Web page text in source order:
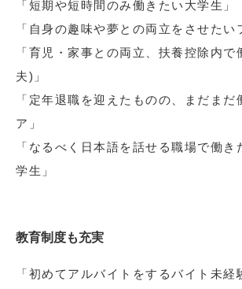
「短期や短時間のみ働きたい大学生」
「自身の趣味や夢との両立をさせたい
「育児・家事との両立、扶養控除内で
夫)」
「定年退職を迎えたものの、まだまだ
ア」
「なるべく日本語を話せる職場で働き
学生」
教育制度も充実
「初めてアルバイトをするバイト未経